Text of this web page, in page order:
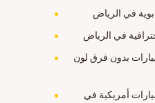
في الرياض
في الرياض
بدون فرق لون
أمريكية في